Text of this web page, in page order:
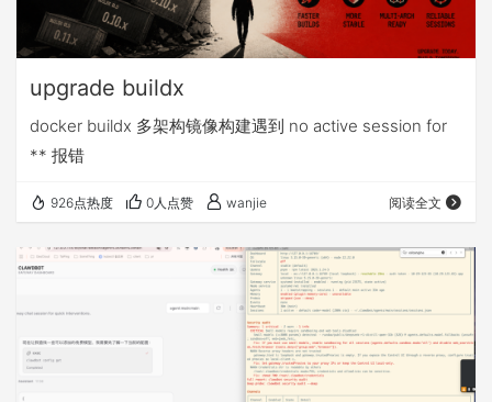
upgrade buildx
docker buildx 多架构镜像构建遇到 no active session for
** 报错
926点热度 0人点赞 wanjie 阅读全文